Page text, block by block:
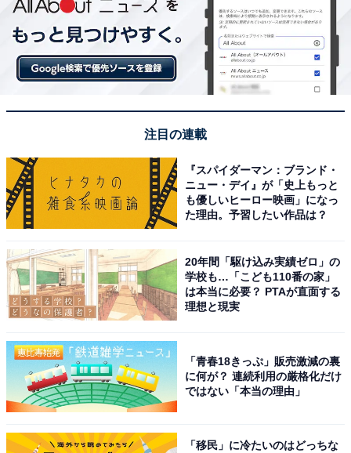
注目の連載
『スパイダーマン：ブランド・
ニュー・デイ』が「史上もっと
も優しいヒーロー映画」になっ
た理由。予習したい作品は？
20年間「駆け込み実績ゼロ」の
学校も…「こども110番の家」
は本当に必要？ PTAが直面する
理想と現実
「青春18きっぷ」販売激減の裏
に何が？ 連続利用の厳格化だけ
ではない「本当の理由」
「移民」に冷たいのはどっちな